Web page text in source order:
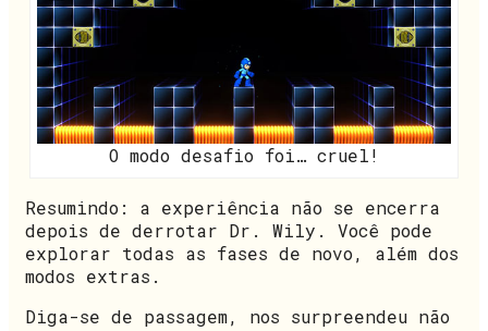
O modo desafio foi… cruel!
Resumindo: a experiência não se encerra
depois de derrotar Dr. Wily. Você pode
explorar todas as fases de novo, além dos
modos extras.
Diga-se de passagem, nos surpreendeu não